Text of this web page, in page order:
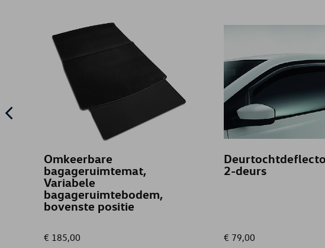
Omkeerbare
bagageruimtemat,
Variabele
bagageruimtebodem,
bovenste positie
€ 185,00
2-deurs
€ 79,00